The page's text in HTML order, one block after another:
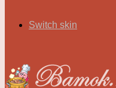
Switch skin